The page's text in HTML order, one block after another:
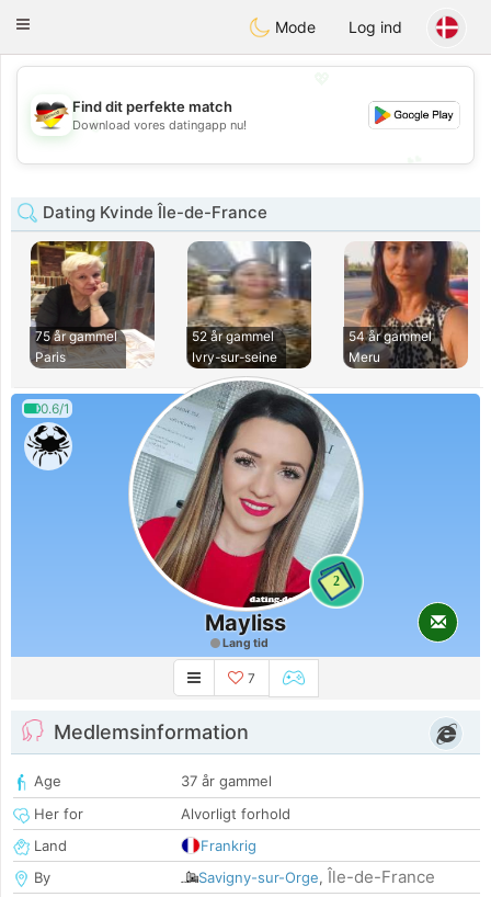
DeutschDating
Toggle
Mode Log ind
💖
💕
Find dit perfekte match
Download vores datingapp nu!
Dating Kvinde Île-de-France
75 år gammel
Paris
52 år gammel
Ivry-sur-seine
54 år gammel
Meru
0.6/1
2
Mayliss
Lang tid
7
Medlemsinformation
Age
37 år gammel
Her for
Alvorligt forhold
Land
Frankrig
By
Savigny-sur-Orge, Île-de-France